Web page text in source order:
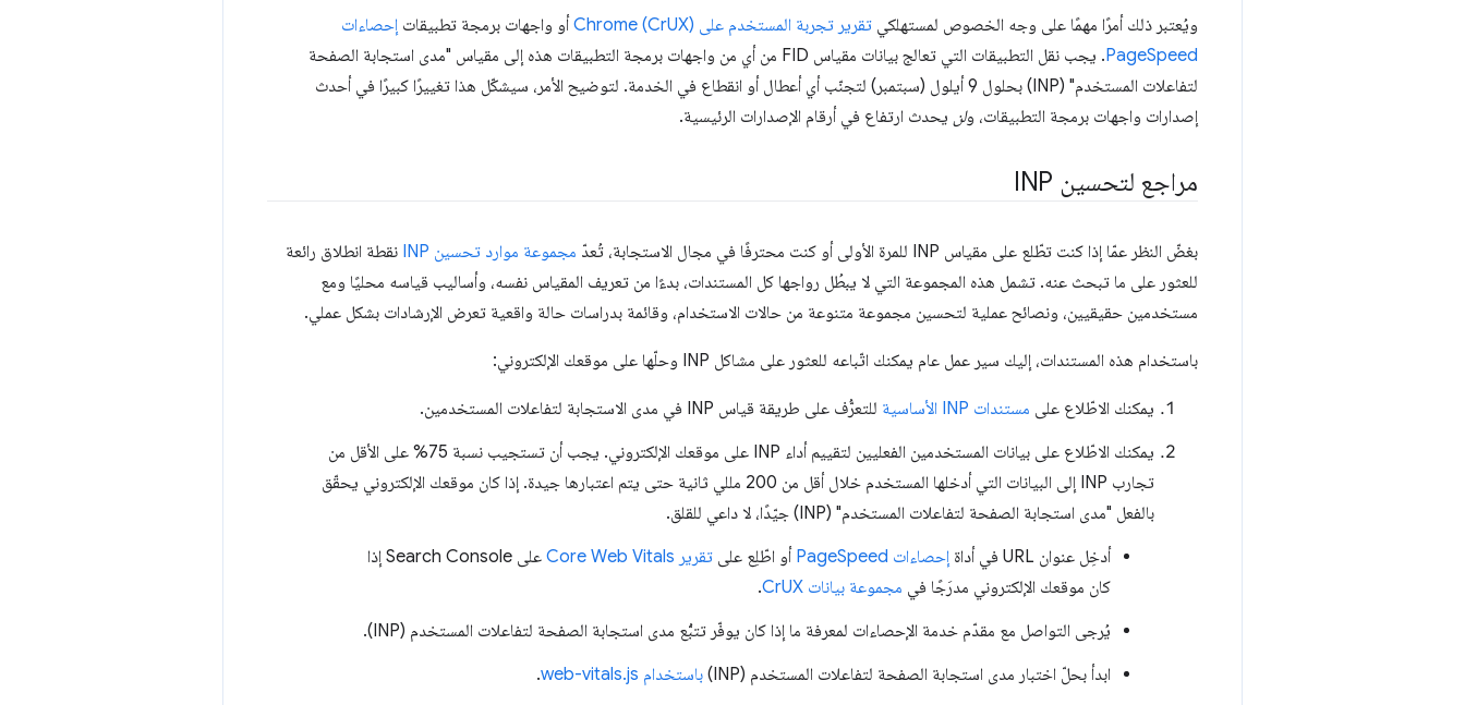
ويُعتبر ذلك أمرًا مهمًا على وجه الخصوص لمستهلكي تقرير تجربة المستخدم على Chrome (CrUX) أو واجهات برمجة تطبيقات إحصاءات
PageSpeed
. يجب نقل التطبيقات التي تعالج بيانات مقياس FID من أي من واجهات برمجة التطبيقات هذه إلى مقياس "مدى استجابة الصفحة
لتفاعلات المستخدم" (INP) بحلول 9 أيلول (سبتمبر) لتجنّب أي أعطال أو انقطاع في الخدمة. لتوضيح الأمر، سيشكّل هذا تغييرًا كبيرًا في أحدث
إصدارات واجهات برمجة التطبيقات، ولن يحدث ارتفاع في أرقام الإصدارات الرئيسية.
مراجع لتحسين INP
بغضّ النظر عمّا إذا كنت تطّلع على مقياس INP للمرة الأولى أو كنت محترفًا في مجال الاستجابة، تُعدّ مجموعة موارد تحسين INP
نقطة انطلاق رائعة
للعثور على ما تبحث عنه. تشمل هذه المجموعة التي لا يبطُل رواجها كل المستندات، بدءًا من تعريف المقياس نفسه، وأساليب قياسه محليًا ومع
مستخدمين حقيقيين، ونصائح عملية لتحسين مجموعة متنوعة من حالات الاستخدام، وقائمة بدراسات حالة واقعية تعرض الإرشادات بشكل عملي.
باستخدام هذه المستندات، إليك سير عمل عام يمكنك اتّباعه للعثور على مشاكل INP وحلّها على موقعك الإلكتروني:
يمكنك الاطّلاع على مستندات INP الأساسية
للتعرُّف على طريقة قياس INP في مدى الاستجابة لتفاعلات المستخدمين.
يمكنك الاطّلاع على بيانات المستخدمين الفعليين لتقييم أداء INP على موقعك الإلكتروني. يجب أن تستجيب نسبة 75% على الأقل من
تجارب INP إلى البيانات التي أدخلها المستخدم خلال أقل من 200 مللي ثانية حتى يتم اعتبارها جيدة. إذا كان موقعك الإلكتروني يحقّق
بالفعل "مدى استجابة الصفحة لتفاعلات المستخدم" (INP) جيّدًا، لا داعي للقلق.
أدخِل عنوان URL في أداة
إحصاءات PageSpeed أو اطّلِع على تقرير Core Web Vitals
على Search Console إذا
كان موقعك الإلكتروني مدرَجًا في مجموعة بيانات CrUX
.
يُرجى التواصل مع مقدّم خدمة الإحصاءات لمعرفة ما إذا كان يوفّر تتبُّع مدى استجابة الصفحة لتفاعلات المستخدم (INP).
ابدأ بحلّ اختبار مدى استجابة الصفحة لتفاعلات المستخدم (INP)
باستخدام web-vitals.js
.